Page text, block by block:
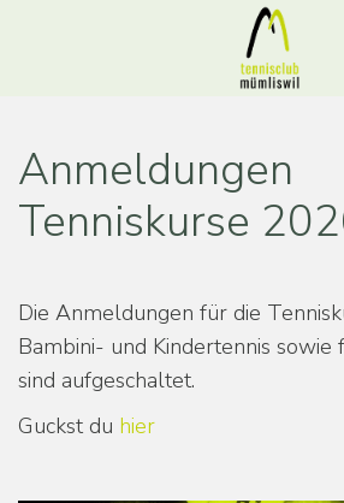
Anmeldungen
Tenniskurse
Die Anmeldungen für die
Bambini- und Kindertennis sowie
sind aufgeschaltet.
Guckst du hier